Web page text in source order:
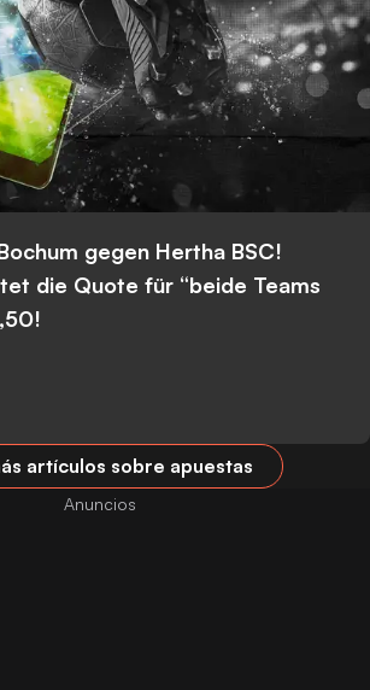
gegen Hertha BSC!
die Quote für “beide Teams
artículos sobre apuestas